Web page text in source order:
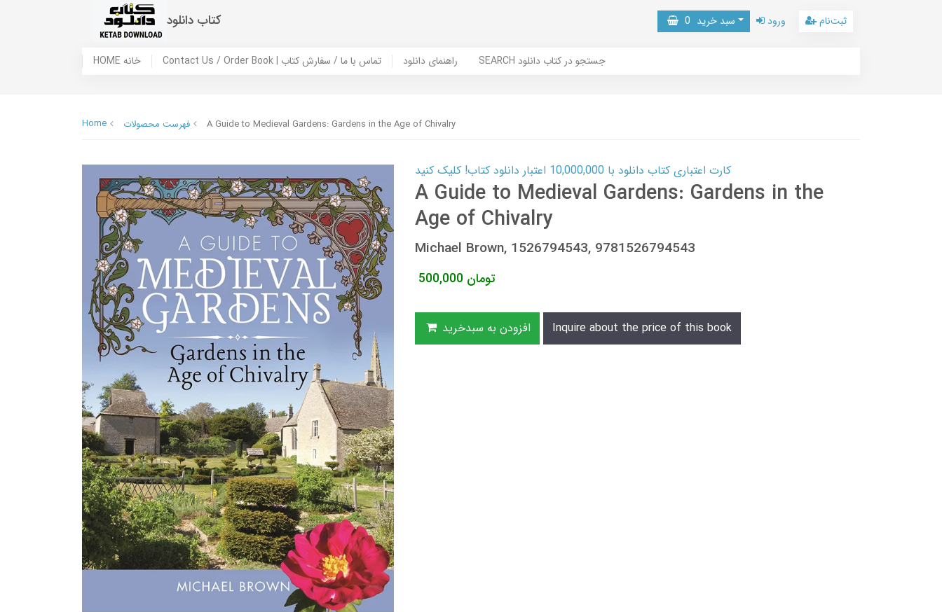
کتاب دانلود سبد خرید 0 ورود ثبت‌نام
HOME خانه Contact Us / Order Book | تماس با ما / سفارش کتاب راهنمای دانلود SEARCH جستجو در کتاب دانلود
Home فهرست محصولات A Guide to Medieval Gardens: Gardens in the Age of Chivalry
کارت اعتباری کتاب دانلود با 10,000,000 اعتبار دانلود کتاب! کلیک کنید
A Guide to Medieval Gardens: Gardens in the
Age of Chivalry
Michael Brown, 1526794543, 9781526794543
500,000 تومان
افزودن به سبدخرید Inquire about the price of this book